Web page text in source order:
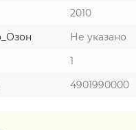
2010
Не указано
1
4901990000